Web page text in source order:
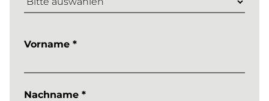
Vorname *
Nachname *